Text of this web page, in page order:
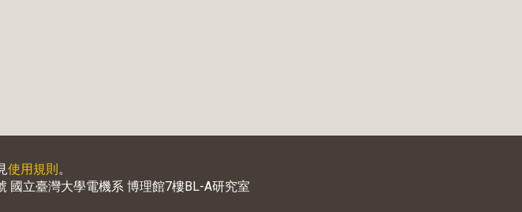
使用規則。
國立臺灣大學電機系 博理館7樓BL-A研究室